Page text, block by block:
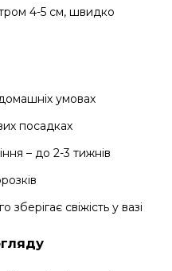
4-5 см, швидко
умовах
посадках
– до 2-3 тижнів
зберігає свіжість у вазі